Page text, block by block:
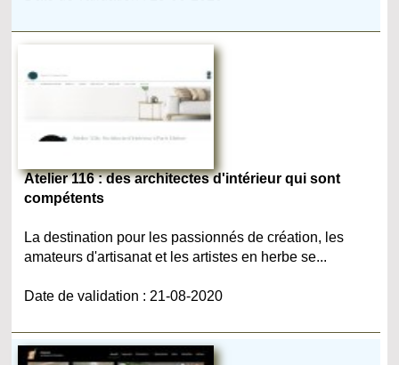
Atelier 116 : des architectes d'intérieur qui sont
compétents
La destination pour les passionnés de création, les
amateurs d'artisanat et les artistes en herbe se...
Date de validation : 21-08-2020